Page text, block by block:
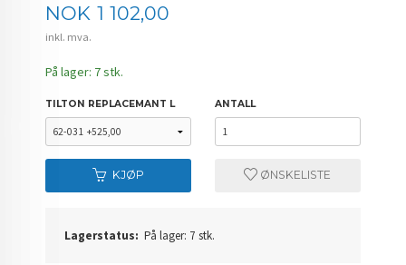
Pris
NOK 1 102,00
inkl. mva.
På lager: 7 stk.
TILTON REPLACEMANT L ANTALL
KJØP ØNSKELISTE
Lagerstatus: På lager: 7 stk.